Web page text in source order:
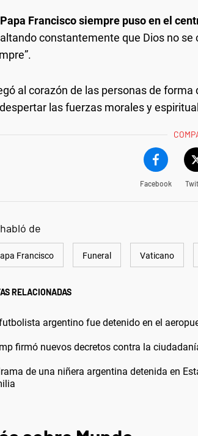
Francisco siempre puso en el
constantemente que Dios no se
al corazón de las personas de
las fuerzas morales y
Facebook
de
Francisco Funeral Vaticano
RELACIONADAS
argentino fue detenido en el
firmó nuevos decretos contra la
de una niñera argentina detenida en